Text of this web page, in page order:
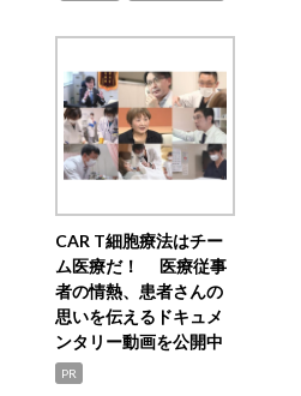
CAR T細胞療法はチー
ム医療だ！ 医療従事
者の情熱、患者さんの
思いを伝えるドキュメ
ンタリー動画を公開中
PR